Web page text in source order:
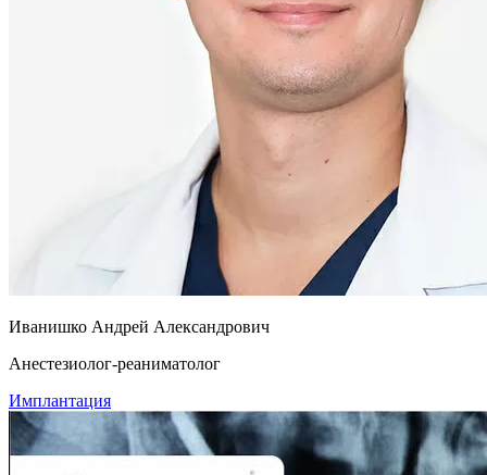
Иванишко Андрей Александрович
Анестезиолог-реаниматолог
Имплантация